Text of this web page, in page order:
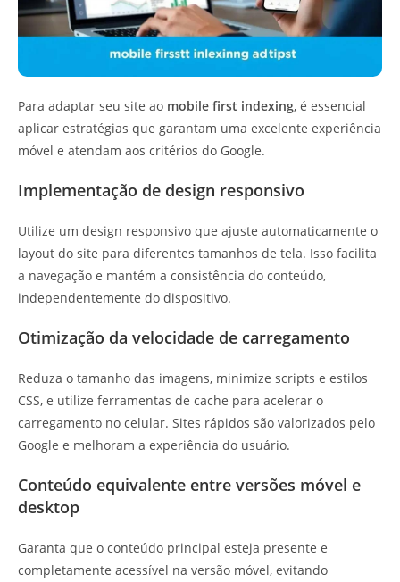
Para adaptar seu site ao mobile first indexing, é essencial
aplicar estratégias que garantam uma excelente experiência
móvel e atendam aos critérios do Google.
Implementação de design responsivo
Utilize um design responsivo que ajuste automaticamente o
layout do site para diferentes tamanhos de tela. Isso facilita
a navegação e mantém a consistência do conteúdo,
independentemente do dispositivo.
Otimização da velocidade de carregamento
Reduza o tamanho das imagens, minimize scripts e estilos
CSS, e utilize ferramentas de cache para acelerar o
carregamento no celular. Sites rápidos são valorizados pelo
Google e melhoram a experiência do usuário.
Conteúdo equivalente entre versões móvel e
desktop
Garanta que o conteúdo principal esteja presente e
completamente acessível na versão móvel, evitando